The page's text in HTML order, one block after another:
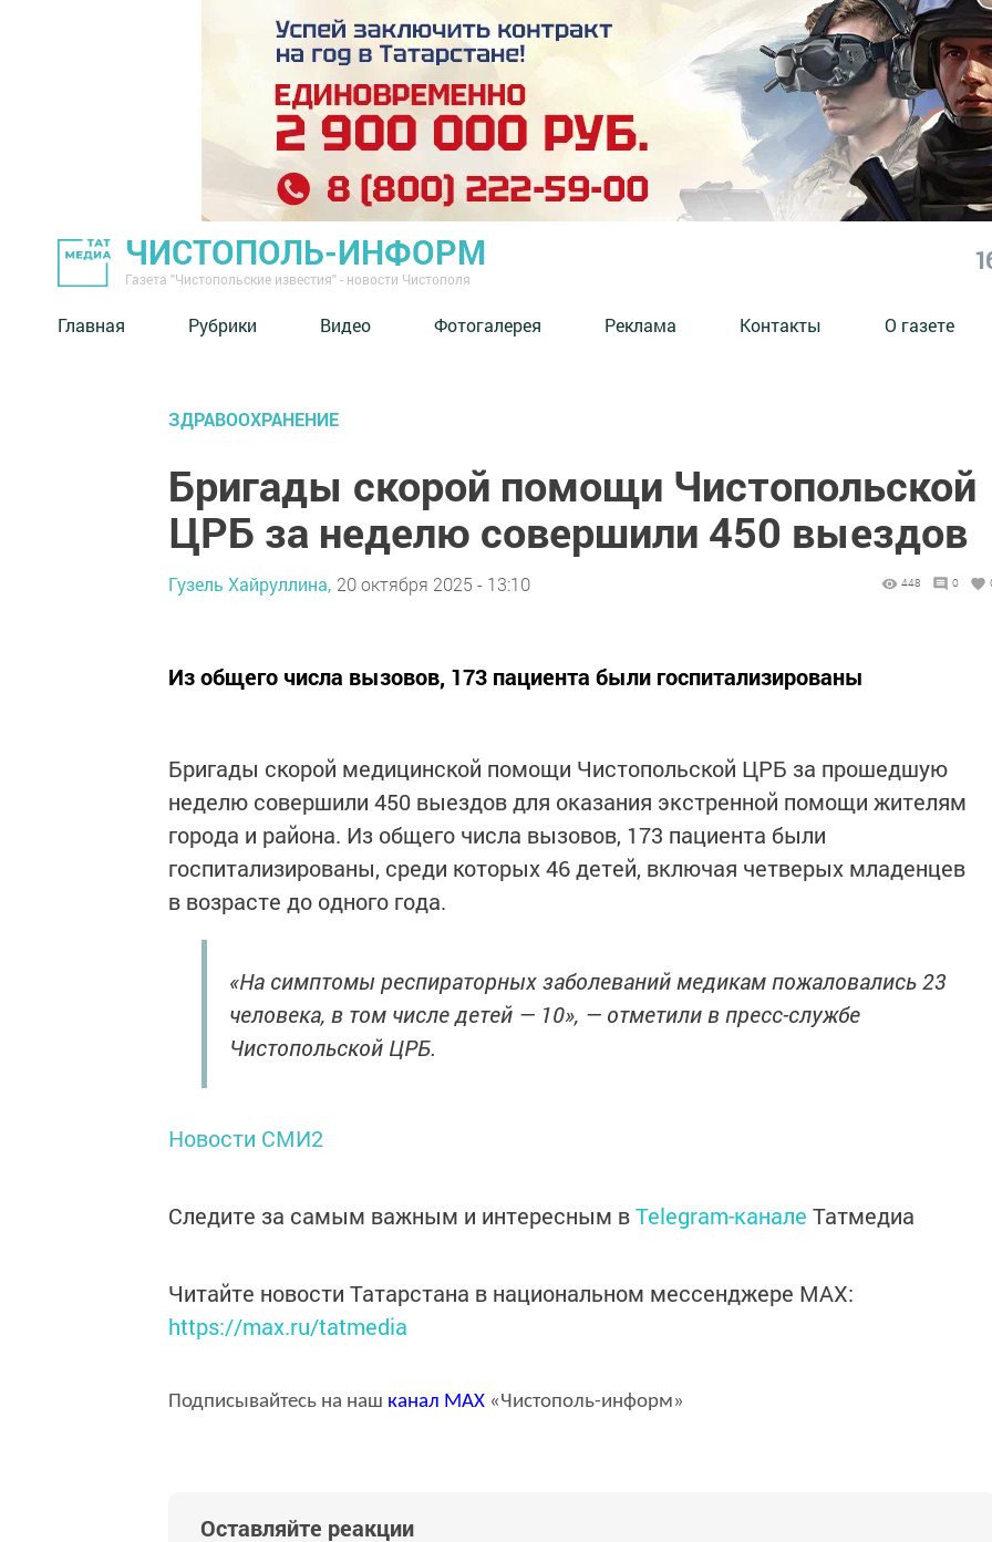
ЧИСТОПОЛЬ-ИНФОРМ
Газета "Чистопольские известия" - новости Чистополя
Главная Рубрики Видео Фотогалерея Реклама Контакты О газете
ЗДРАВООХРАНЕНИЕ
Бригады скорой помощи Чистопольской
ЦРБ за неделю совершили 450 выездов
Гузель Хайруллина, 20 октября 2025 - 13:10 448 0
Из общего числа вызовов, 173 пациента были госпитализированы
Бригады скорой медицинской помощи Чистопольской ЦРБ за прошедшую
неделю совершили 450 выездов для оказания экстренной помощи жителям
города и района. Из общего числа вызовов, 173 пациента были
госпитализированы, среди которых 46 детей, включая четверых младенцев
в возрасте до одного года.
«На симптомы респираторных заболеваний медикам пожаловались 23
человека, в том числе детей — 10», — отметили в пресс-службе
Чистопольской ЦРБ.
Новости СМИ2
Следите за самым важным и интересным вTelegram-канале Татмедиа
Читайте новости Татарстана в национальном мессенджере MАХ:
https://max.ru/tatmedia
Подписывайтесь на наш канал MAX «Чистополь-информ»
Оставляйте реакции